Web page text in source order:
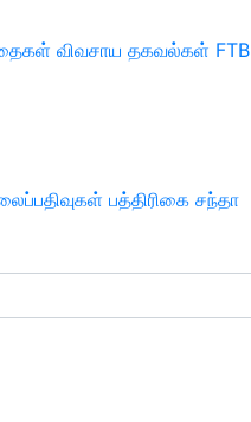
விவசாய தகவல்கள் FTB
பத்திரிகை சந்தா